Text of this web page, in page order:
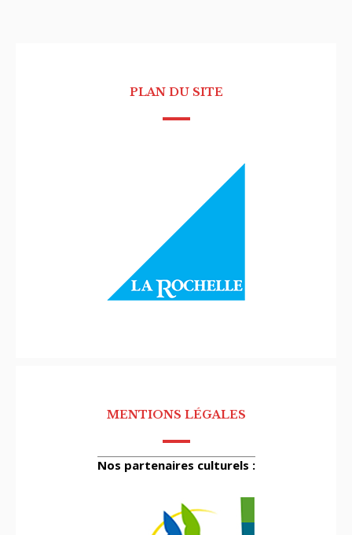
PLAN DU SITE
MENTIONS LÉGALES
Nos partenaires culturels :